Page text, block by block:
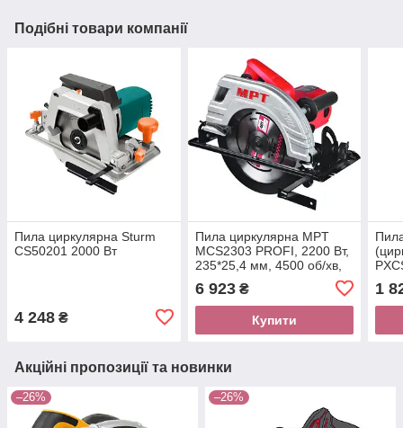
Подібні товари компанії
Пила циркулярна Sturm
CS50201 2000 Вт
4 248 ₴
Пила циркулярна MPT
MCS2303 PROFI, 2200 Вт,
235*25,4 мм, 4500 об/хв,
6 923₴
Купити
мм,
1
Акційні пропозиції та новинки
–26% –26%